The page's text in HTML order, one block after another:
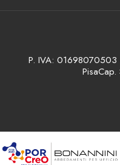
P. IVA: 01698070503